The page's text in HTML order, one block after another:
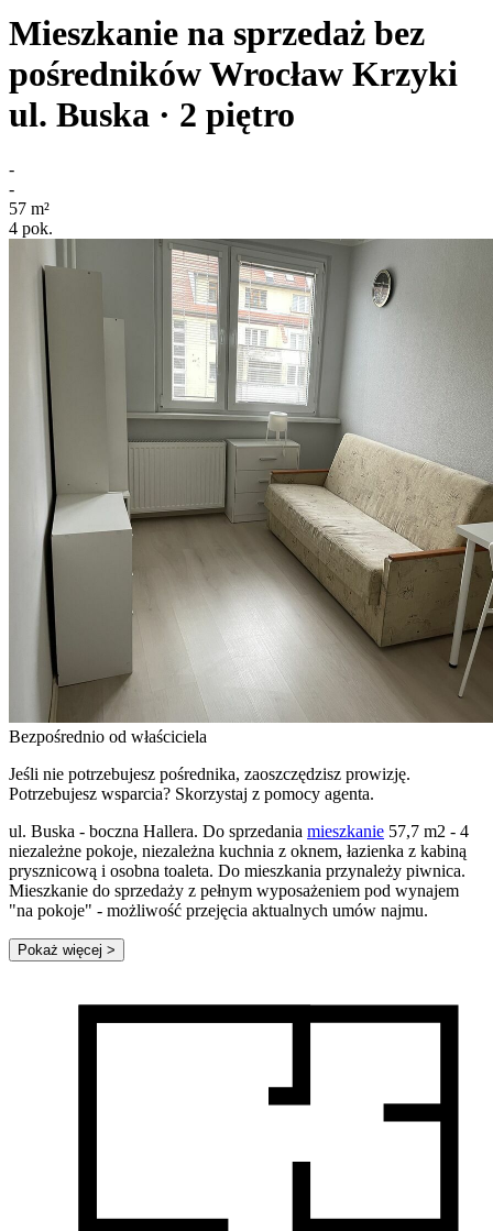
Mieszkanie na sprzedaż bez
pośrednikówWrocław Krzyki
ul. Buska · 2 piętro
-
-
57 m²
4 pok.
Bezpośrednio od właściciela
Jeśli nie potrzebujesz pośrednika, zaoszczędzisz prowizję.
Potrzebujesz wsparcia? Skorzystaj z pomocy agenta.
ul. Buska - boczna Hallera. Do sprzedania mieszkanie 57,7 m2 - 4
niezależne pokoje, niezależna kuchnia z oknem, łazienka z kabiną
prysznicową i osobna toaleta. Do mieszkania przynależy piwnica.
Mieszkanie do sprzedaży z pełnym wyposażeniem pod wynajem
"na pokoje" - możliwość przejęcia aktualnych umów najmu.
Pokaż więcej >